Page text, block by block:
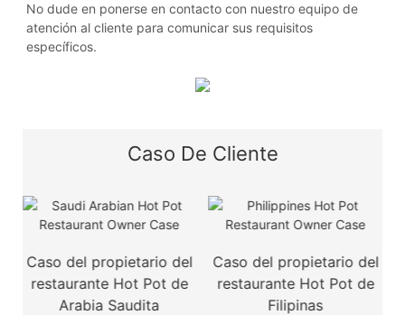
No dude en ponerse en contacto con nuestro equipo de
atención al cliente para comunicar sus requisitos
específicos.
Caso De Cliente
Caso del propietario del
restaurante Hot Pot de
Arabia Saudita
Caso del propietario del
restaurante Hot Pot de
Filipinas